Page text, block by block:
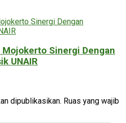
Sinergi Dengan
UNAIR
dipublikasikan. Ruas yang wajib